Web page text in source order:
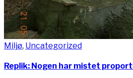
Miljø, Uncategorized
Replik: Nogen har mistet